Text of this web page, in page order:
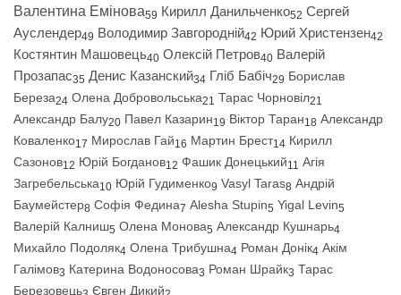
Валентина Емінова59 Кирилл Данильченко52 Сергей
Ауслендер49 Володимир Завгородній42 Юрий Христензен42
Костянтин Машовець40 Олексій Петров40 Валерій
Прозапас35 Денис Казанский34 Гліб Бабіч29 Борислав
Береза24 Олена Добровольська21 Тарас Чорновіл21
Александр Балу20 Павел Казарин19 Віктор Таран18 Александр
Коваленко17 Мирослав Гай16 Мартин Брест14 Кирилл
Сазонов12 Юрій Богданов12 Фашик Донецький11 Агія
Загребельська10 Юрій Гудименко9 Vasyl Taras8 Андрій
Баумейстер8 Софія Федина7 Alesha Stupin5 Yigal Levin5
Валерій Калниш5 Олена Монова5 Александр Кушнарь4
Михайло Подоляк4 Олена Трибушна4 Роман Донік4 Акім
Галімов3 Катерина Водоносова3 Роман Шрайк3 Тарас
Березовець
Євген Дикий